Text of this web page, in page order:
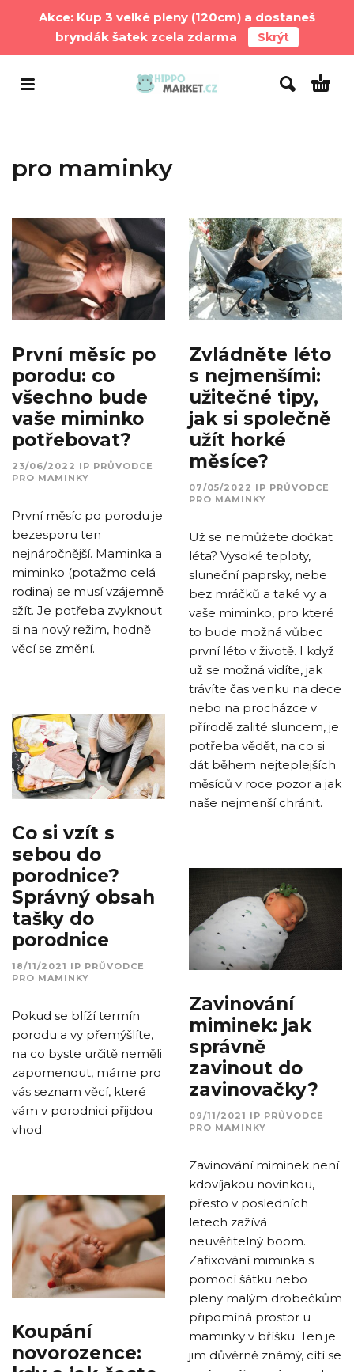
Akce: Kup 3 velké pleny (120cm) a dostaneš
bryndák šatek zcela zdarma
Skrýt
pro maminky
První měsíc po
porodu: co
všechno bude
vaše miminko
potřebovat?
23/06/2022 IP PRŮVODCE
PRO MAMINKY
První měsíc po porodu je
bezesporu ten
nejnáročnější. Maminka a
miminko (potažmo celá
rodina) se musí vzájemně
sžít. Je potřeba zvyknout
si na nový režim, hodně
věcí se změní.
Zvládněte léto
s nejmenšími:
užitečné tipy,
jak si společně
užít horké
měsíce?
07/05/2022 IP PRŮVODCE
PRO MAMINKY
Už se nemůžete dočkat
léta? Vysoké teploty,
sluneční paprsky, nebe
bez mráčků a také vy a
vaše miminko, pro které
to bude možná vůbec
první léto v životě. I když
už se možná vidíte, jak
trávíte čas venku na dece
nebo na procházce v
přírodě zalité sluncem, je
potřeba vědět, na co si
dát během nejteplejších
měsíců v roce pozor a jak
naše nejmenší chránit.
Co si vzít s
sebou do
porodnice?
Správný obsah
tašky do
porodnice
18/11/2021 IP PRŮVODCE
PRO MAMINKY
Pokud se blíží termín
porodu a vy přemýšlíte,
na co byste určitě neměli
zapomenout, máme pro
vás seznam věcí, které
vám v porodnici přijdou
vhod.
Zavinování
miminek: jak
správně
zavinout do
zavinovačky?
09/11/2021 IP PRŮVODCE
PRO MAMINKY
Zavinování miminek není
kdovíjakou novinkou,
přesto v posledních
letech zažívá
neuvěřitelný boom.
Zafixování miminka s
pomocí šátku nebo
pleny malým drobečkům
připomíná prostor u
maminky v bříšku. Ten je
jim důvěrně známý, cítí se
Koupání
novorozence: